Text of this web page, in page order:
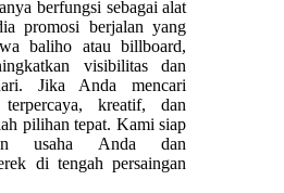
berfungsi sebagai alat
promosi berjalan yang
baliho atau billboard,
visibilitas dan
Jika Anda mencari
kreatif, dan
pilihan tepat. Kami siap
usaha Anda dan
di tengah persaingan